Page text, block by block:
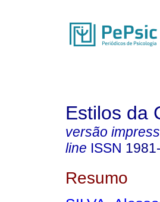
Estilos da
versão
line ISSN
Resumo